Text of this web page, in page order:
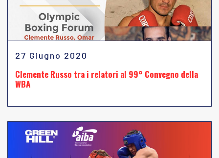
27 Giugno 2020
Clemente Russo tra i relatori al 99° Convegno della
WBA